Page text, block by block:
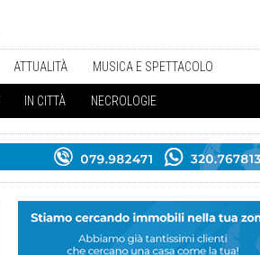
ATTUALITÀ MUSICA E SPETTACOLO
IN CITTÀ NECROLOGIE